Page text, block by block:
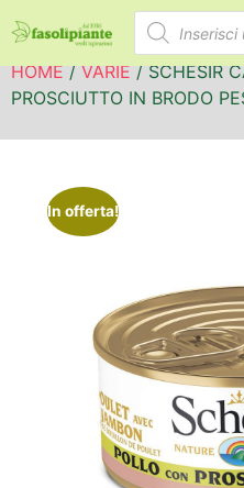
HOME/VARIE/ SCHESIR
PROSCIUTTO IN BRODO
In offerta!